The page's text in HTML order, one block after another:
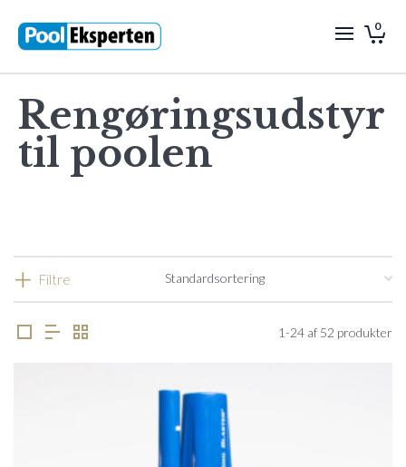
0
Rengøringsudstyr
til poolen
Filtre
1-24 af 52 produkter